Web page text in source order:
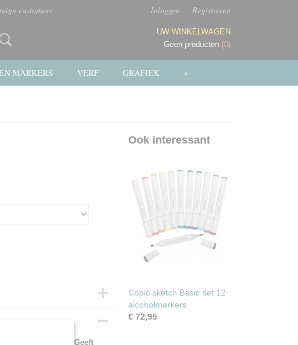
customers Inloggen Registreren
UW WINKELWAGEN
Geen producten (0)
MARKERS VERF GRAFIEK +
markersysteem. Geeft
Ook interessant
Copic sketch Basic set 12
alcoholmarkers
€ 72,95